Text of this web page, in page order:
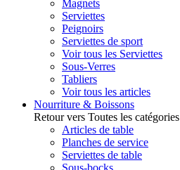
Magnets
Serviettes
Peignoirs
Serviettes de sport
Voir tous les Serviettes
Sous-Verres
Tabliers
Voir tous les articles
Nourriture & Boissons
Retour vers Toutes les catégories
Articles de table
Planches de service
Serviettes de table
Sous-bocks